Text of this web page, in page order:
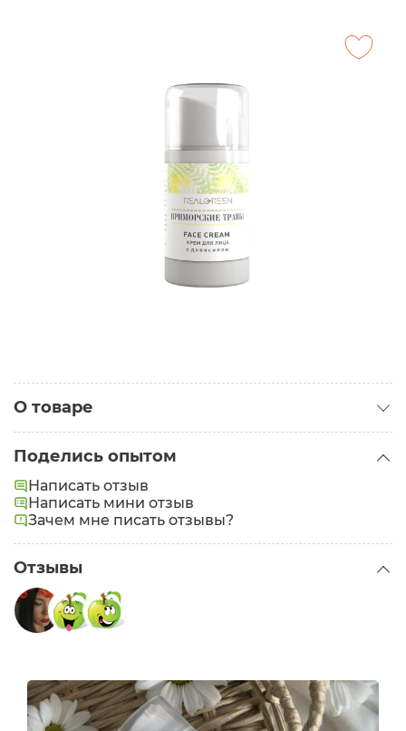
О товаре
Тип кожи:
Нормальная,Комбинированная
Чувствительная,Проблемная
Обезвоженная
Задачи:
Поделись опытом
Написать отзыв
Написать мини отзыв
Зачем мне писать отзывы?
Отзывы